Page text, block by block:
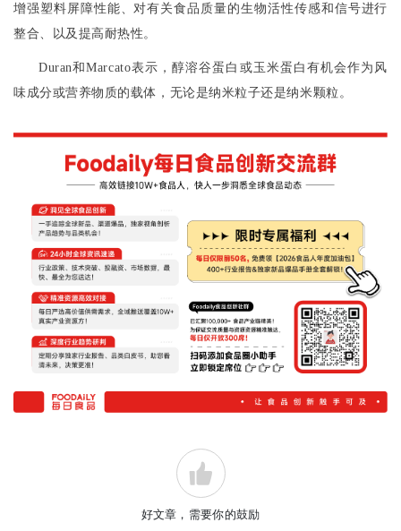
增强塑料屏障性能、对有关食品质量的生物活性传感和信号进行
整合、以及提高耐热性。
Duran和Marcato表示，醇溶谷蛋白或玉米蛋白有机会作为风
味成分或营养物质的载体，无论是纳米粒子还是纳米颗粒。
好文章，需要你的鼓励